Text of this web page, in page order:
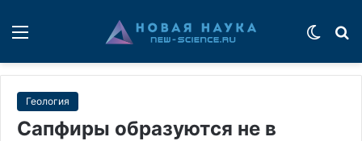
Геология
Сапфиры образуются не в